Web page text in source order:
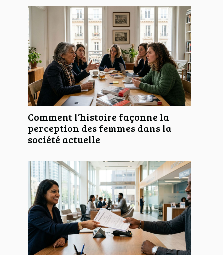
Comment l’histoire façonne la
perception des femmes dans la
société actuelle